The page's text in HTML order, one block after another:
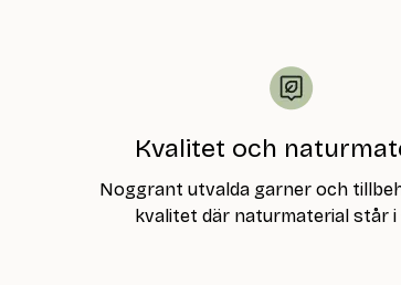
Kvalitet och
Noggrant utvalda garner och
kvalitet där naturmaterial står i